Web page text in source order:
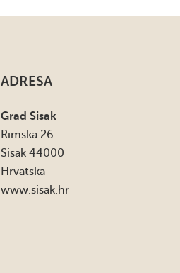
ADRESA
Grad Sisak
Rimska 26
Sisak 44000
Hrvatska
www.sisak.hr